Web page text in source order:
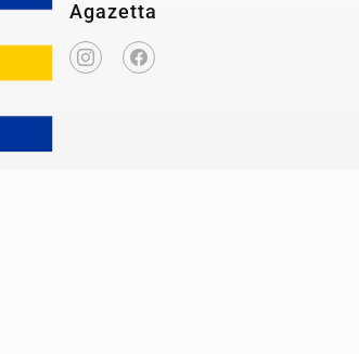
Agazetta